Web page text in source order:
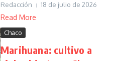
Redacción 18 de julio de 2026
Read More
Chaco
Marihuana: cultivo a